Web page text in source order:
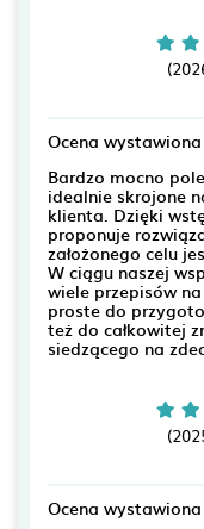
Ocena
Bardzo mocno
idealnie skrojone
klienta. Dzięki
proponuje
założonego celu
W ciągu naszej
wiele przepisów
proste do
też do całkowitej
siedzącego na
Ocena